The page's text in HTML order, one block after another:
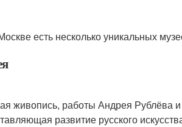
есть несколько уникальных
живопись, работы Андрея Рублёва
развитие русского